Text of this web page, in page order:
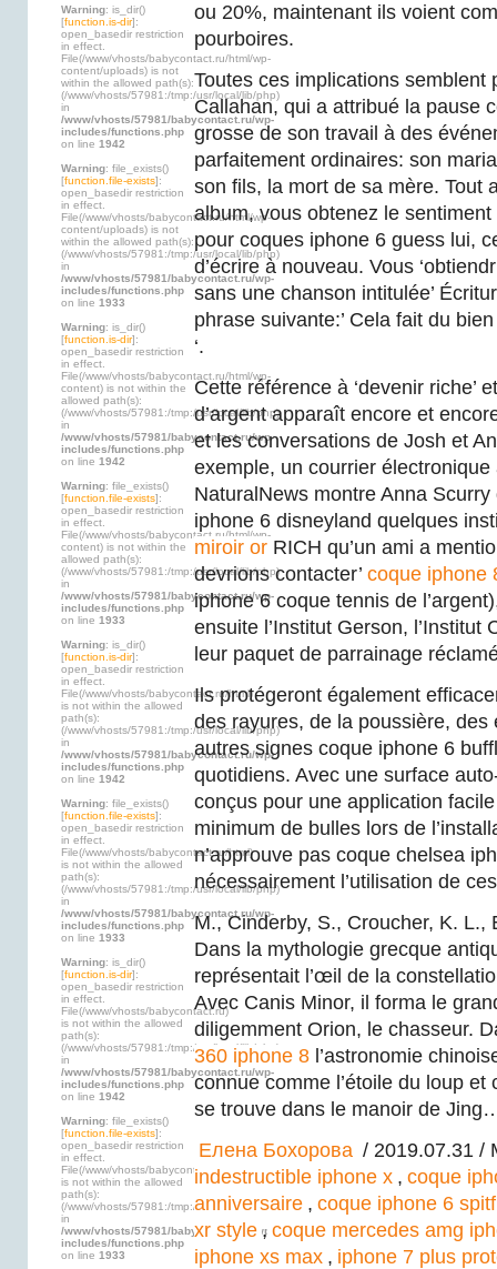
Warning: is_dir()
[function.is-dir]:
open_basedir restriction
in effect.
File(/www/vhosts/babycontact.ru/html/wp-
content/uploads) is not
within the allowed path(s):
(/www/vhosts/57981:/tmp:/usr/local/lib/php)
in
/www/vhosts/57981/babycontact.ru/wp-
includes/functions.php
on line 1942
Warning: file_exists()
[function.file-exists]:
open_basedir restriction
in effect.
File(/www/vhosts/babycontact.ru/html/wp-
content/uploads) is not
within the allowed path(s):
(/www/vhosts/57981:/tmp:/usr/local/lib/php)
in
/www/vhosts/57981/babycontact.ru/wp-
includes/functions.php
on line 1933
Warning: is_dir()
[function.is-dir]:
open_basedir restriction
in effect.
File(/www/vhosts/babycontact.ru/html/wp-
content) is not within the
allowed path(s):
(/www/vhosts/57981:/tmp:/usr/local/lib/php)
in
/www/vhosts/57981/babycontact.ru/wp-
includes/functions.php
on line 1942
Warning: file_exists()
[function.file-exists]:
open_basedir restriction
in effect.
File(/www/vhosts/babycontact.ru/html/wp-
content) is not within the
allowed path(s):
(/www/vhosts/57981:/tmp:/usr/local/lib/php)
in
/www/vhosts/57981/babycontact.ru/wp-
includes/functions.php
on line 1933
Warning: is_dir()
[function.is-dir]:
open_basedir restriction
in effect.
File(/www/vhosts/babycontact.ru/html)
is not within the allowed
path(s):
(/www/vhosts/57981:/tmp:/usr/local/lib/php)
in
/www/vhosts/57981/babycontact.ru/wp-
includes/functions.php
on line 1942
Warning: file_exists()
[function.file-exists]:
open_basedir restriction
in effect.
File(/www/vhosts/babycontact.ru/html)
is not within the allowed
path(s):
(/www/vhosts/57981:/tmp:/usr/local/lib/php)
in
/www/vhosts/57981/babycontact.ru/wp-
includes/functions.php
on line 1933
Warning: is_dir()
[function.is-dir]:
open_basedir restriction
in effect.
File(/www/vhosts/babycontact.ru)
is not within the allowed
path(s):
(/www/vhosts/57981:/tmp:/usr/local/lib/php)
in
/www/vhosts/57981/babycontact.ru/wp-
includes/functions.php
on line 1942
Warning: file_exists()
[function.file-exists]:
open_basedir restriction
in effect.
File(/www/vhosts/babycontact.ru)
is not within the allowed
path(s):
(/www/vhosts/57981:/tmp:/usr/local/lib/php)
in
/www/vhosts/57981/babycontact.ru/wp-
includes/functions.php
on line 1933
ou 20%, maintenant ils voient
pourboires.
Toutes ces implications semblent
Callahan, qui a attribué la pause
grosse de son travail à des
parfaitement ordinaires: son
son fils, la mort de sa mère. Tout
album, vous obtenez le
pour coques iphone 6 guess lui,
d’écrire à nouveau. Vous
sans une chanson intitulée’
phrase suivante:’ Cela fait du
‘.
Cette référence à ‘devenir riche’
d’argent apparaît encore et
et les conversations de Josh et
exemple, un courrier électronique
NaturalNews montre Anna Scurry
iphone 6 disneyland quelques
miroir or RICH qu’un ami a
devrions contacter’ coque iphone
iphone 6 coque tennis de
ensuite l’Institut Gerson, l’Institut
leur paquet de parrainage
Ils protégeront également
des rayures, de la poussière, des
autres signes coque iphone 6
quotidiens. Avec une surface
conçus pour une application
minimum de bulles lors de
n’approuve pas coque chelsea
nécessairement l’utilisation de
M., Cinderby, S., Croucher, K. L.,
Dans la mythologie grecque
représentait l’œil de la
Avec Canis Minor, il forma le
diligemment Orion, le chasseur.
360 iphone 8 l’astronomie
connue comme l’étoile du loup et
se trouve dans le manoir de
Елена Бохорова / 2019.07.31 /
indestructible iphone x , coque
anniversaire , coque iphone 6
xr style , coque mercedes amg
iphone xs max , iphone 7 plus